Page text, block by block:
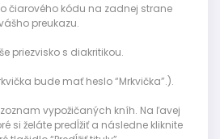
čiarového kódu na zadnej strane
preukazu.
priezvisko s diakritikou.
bude mať heslo “Mrkvička”.).
vypožičaných kníh. Na ľavej
si želáte predĺžiť a následne kliknite